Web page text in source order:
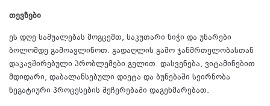
თევზები
ეს დღე საშუალებას მოგცემთ, საკუთარი ნიჭი და უნარები
ბოლომდე გამოავლინოთ. გადაღლის გამო ჯანმრთელობასთან
დაკავშირებული პრობლემები გელით. დასვენება, ვიტამინებით
მდიდარი, დაბალანსებული დიეტა და ბუნებაში სეირნობა
ნეგატიური პროცესების შეჩერებაში დაგეხმარებათ.